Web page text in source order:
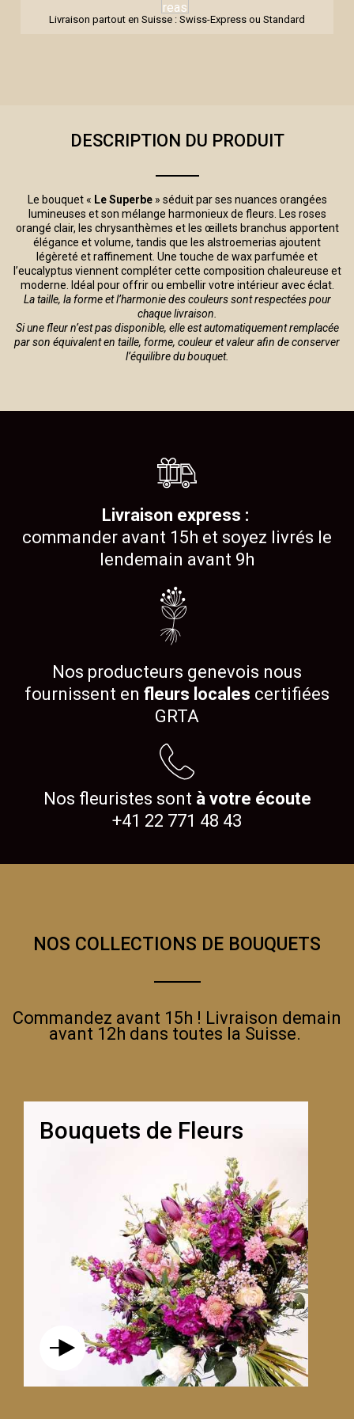
Livraison partout en Suisse : Swiss-Express ou Standard
DESCRIPTION DU PRODUIT
Le bouquet « Le Superbe» séduit par ses nuances orangées
lumineuses et son mélange harmonieux de fleurs. Les roses
orangé clair, les chrysanthèmes et les œillets branchus apportent
élégance et volume, tandis que les alstroemerias ajoutent
légèreté et raffinement. Une touche de wax parfumée et
l’eucalyptus viennent compléter cette composition chaleureuse et
moderne. Idéal pour offrir ou embellir votre intérieur avec éclat.
La taille, la forme et l’harmonie des couleurs sont respectées pour
chaque livraison.
Si une fleur n’est pas disponible, elle est automatiquement remplacée
par son équivalent en taille, forme, couleur et valeur afin de conserver
l’équilibre du bouquet.
Livraison express :
commander avant 15h et soyez livrés le
lendemain avant 9h
Nos producteurs genevois nous
fournissent en fleurs locales certifiées
GRTA
Nos fleuristes sont à votre écoute
+41 22 771 48 43
NOS COLLECTIONS DE BOUQUETS
Commandez avant 15h ! Livraison demain
avant 12h dans toutes la Suisse.
Bouquets de Fleurs